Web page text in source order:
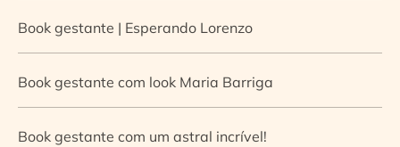
Book gestante | Esperando Lorenzo
Book gestante com look Maria Barriga
Book gestante com um astral incrível!